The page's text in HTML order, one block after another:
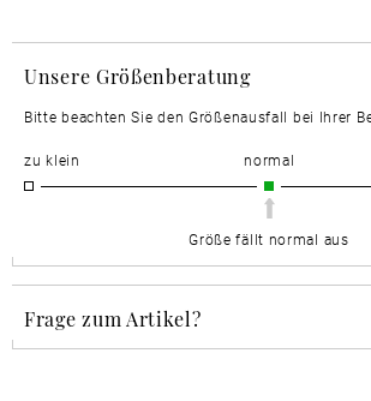
Unsere Größenberatung
Bitte beachten Sie den Größenausfall bei Ihrer
zu klein normal
Größe fällt normal aus
Frage zum Artikel?